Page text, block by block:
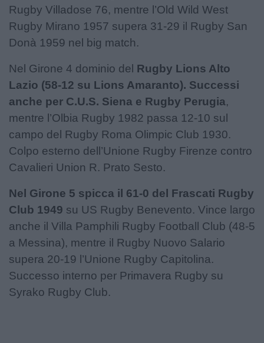
Rugby Villadose 76, mentre l’Old Wild West
Rugby Mirano 1957 supera 31-29 il Rugby San
Donà 1959 nel big match.
Nel Girone 4 dominio del Rugby Lions Alto
Lazio (58-12 su Lions Amaranto). Successi
anche per C.U.S. Siena e Rugby Perugia,
mentre l’Olbia Rugby 1982 passa 12-10 sul
campo del Rugby Roma Olimpic Club 1930.
Colpo esterno dell’Unione Rugby Firenze contro
Cavalieri Union R. Prato Sesto.
Nel Girone 5 spicca il 61-0 del Frascati Rugby
Club 1949 su US Rugby Benevento. Vince largo
anche il Villa Pamphili Rugby Football Club (48-5
a Messina), mentre il Rugby Nuovo Salario
supera 20-19 l’Unione Rugby Capitolina.
Successo interno per Primavera Rugby su
Syrako Rugby Club.